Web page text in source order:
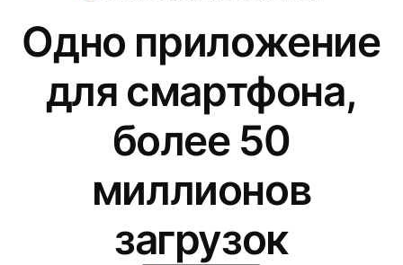
Одно приложение
для смартфона,
более 50
миллионов
загрузок